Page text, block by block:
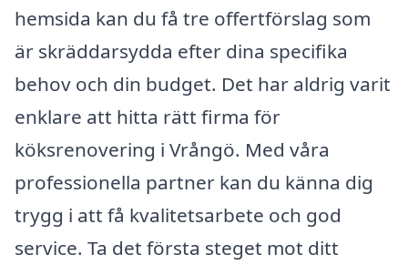
hemsida kan du få tre offertförslag som
är skräddarsydda efter dina specifika
behov och din budget. Det har aldrig varit
enklare att hitta rätt firma för
köksrenovering i Vrångö. Med våra
professionella partner kan du känna dig
trygg i att få kvalitetsarbete och god
service. Ta det första steget mot ditt